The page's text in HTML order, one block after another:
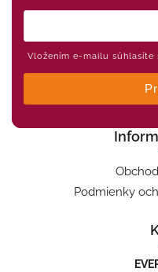
Vložením e-mailu súhlasíte
Podmienky